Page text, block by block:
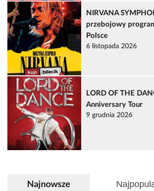
NIRVANA
przebojowy
Polsce
6 listopada 2026
LORD OF THE
Anniversary Tour
9 grudnia 2026
Najnowsze